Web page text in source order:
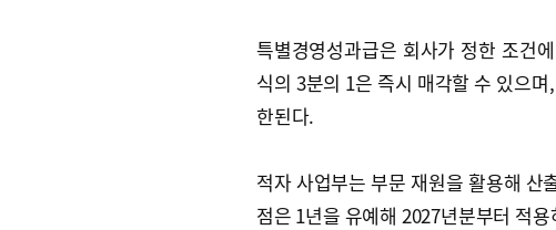
특별경영성과급은 회사가 정한 조건
식의 3분의 1은 즉시 매각할 수 있으
한된다.
적자 사업부는 부문 재원을 활용해 산
점은 1년을 유예해 2027년분부터 적